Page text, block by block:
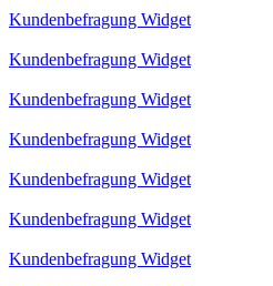
Kundenbefragung Widget
Kundenbefragung Widget
Kundenbefragung Widget
Kundenbefragung Widget
Kundenbefragung Widget
Kundenbefragung Widget
Kundenbefragung Widget